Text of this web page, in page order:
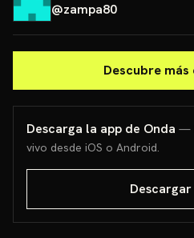
@zampa80
Descubre más
Descarga la app de Onda —
vivo desde iOS o Android.